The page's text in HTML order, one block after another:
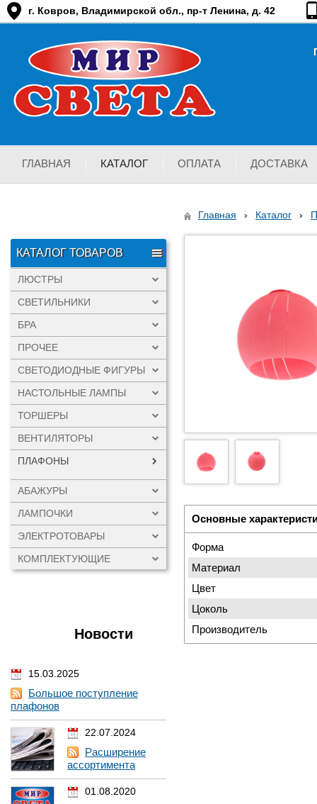
г. Ковров, Владимирской обл., пр-т Ленина, д. 42
ГЛАВНАЯ КАТАЛОГ ОПЛАТА ДОСТАВКА
КАТАЛОГ ТОВАРОВ
ЛЮСТРЫ
СВЕТИЛЬНИКИ
БРА
ПРОЧЕЕ
СВЕТОДИОДНЫЕ ФИГУРЫ
НАСТОЛЬНЫЕ ЛАМПЫ
ТОРШЕРЫ
ВЕНТИЛЯТОРЫ
ПЛАФОНЫ
АБАЖУРЫ
ЛАМПОЧКИ
ЭЛЕКТРОТОВАРЫ
КОМПЛЕКТУЮЩИЕ
Новости
15.03.2025
Большое поступление
плафонов
22.07.2024
Расширение
ассортимента
01.08.2020
Главная › Каталог ›
Основные
Форма
Материал
Цвет
Цоколь
Производитель